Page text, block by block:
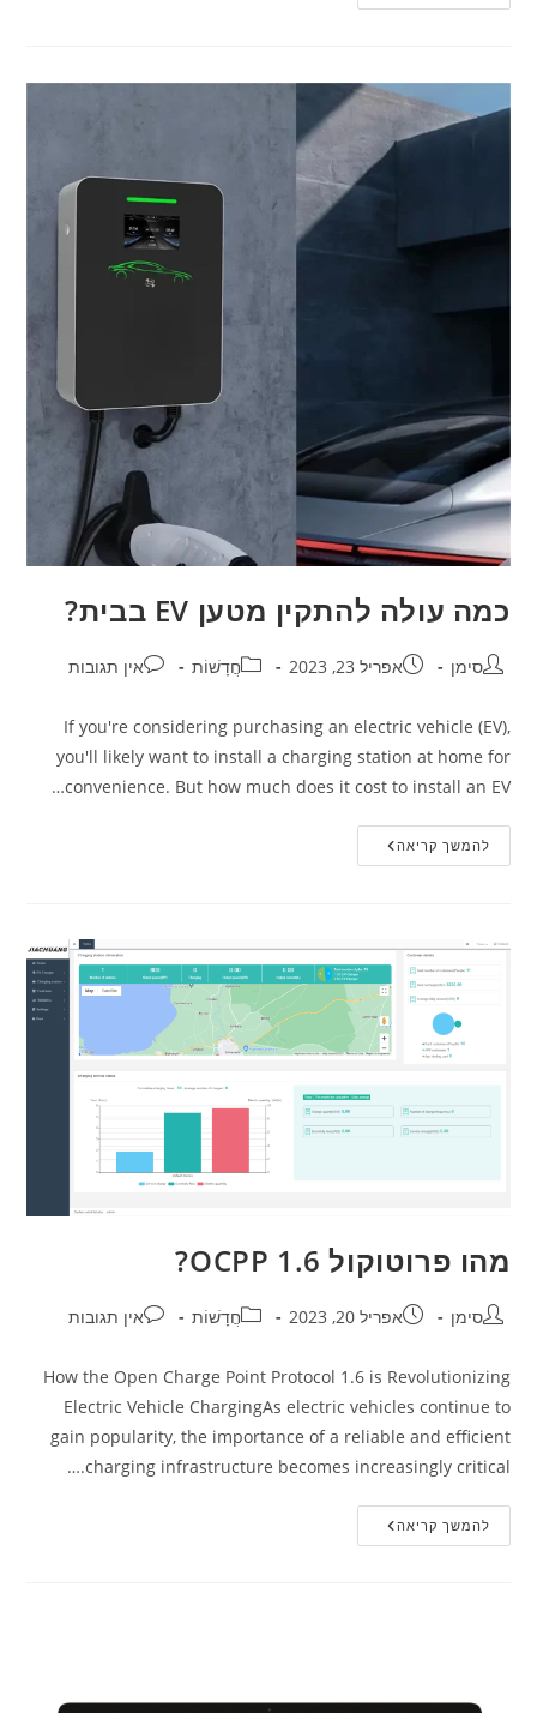
כמה עולה להתקין מטען EV בבית?
סימן אפריל 23, 2023 חֲדָשׁוֹת אין תגובות
If you're considering purchasing an electric vehicle (EV),
you'll likely want to install a charging station at home for
convenience. But how much does it cost to install an EV…
להמשך קריאה
מהו פרוטוקול OCPP 1.6?
סימן אפריל 20, 2023 חֲדָשׁוֹת אין תגובות
How the Open Charge Point Protocol 1.6 is Revolutionizing
Electric Vehicle ChargingAs electric vehicles continue to
gain popularity, the importance of a reliable and efficient
charging infrastructure becomes increasingly critical.…
להמשך קריאה